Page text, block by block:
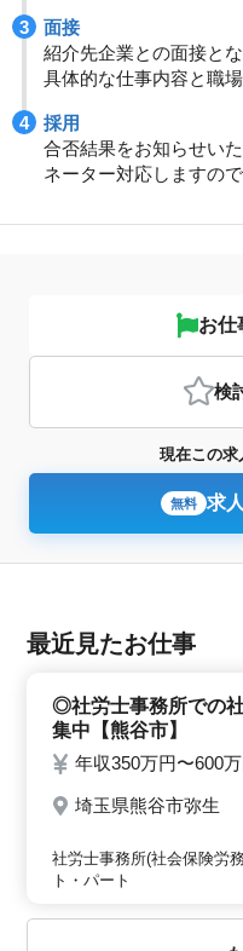
面接
紹介先企業との面接とな
具体的な仕事内容と職
採用
合否結果をお知らせい
ネーター対応しますの
お仕
検
現在この求
無料 求
最近見たお仕事
◎社労士事務所での
集中【熊谷市】
年収350万円〜600
埼玉県熊谷市弥生
社労士事務所(社会保険労
ト・パート